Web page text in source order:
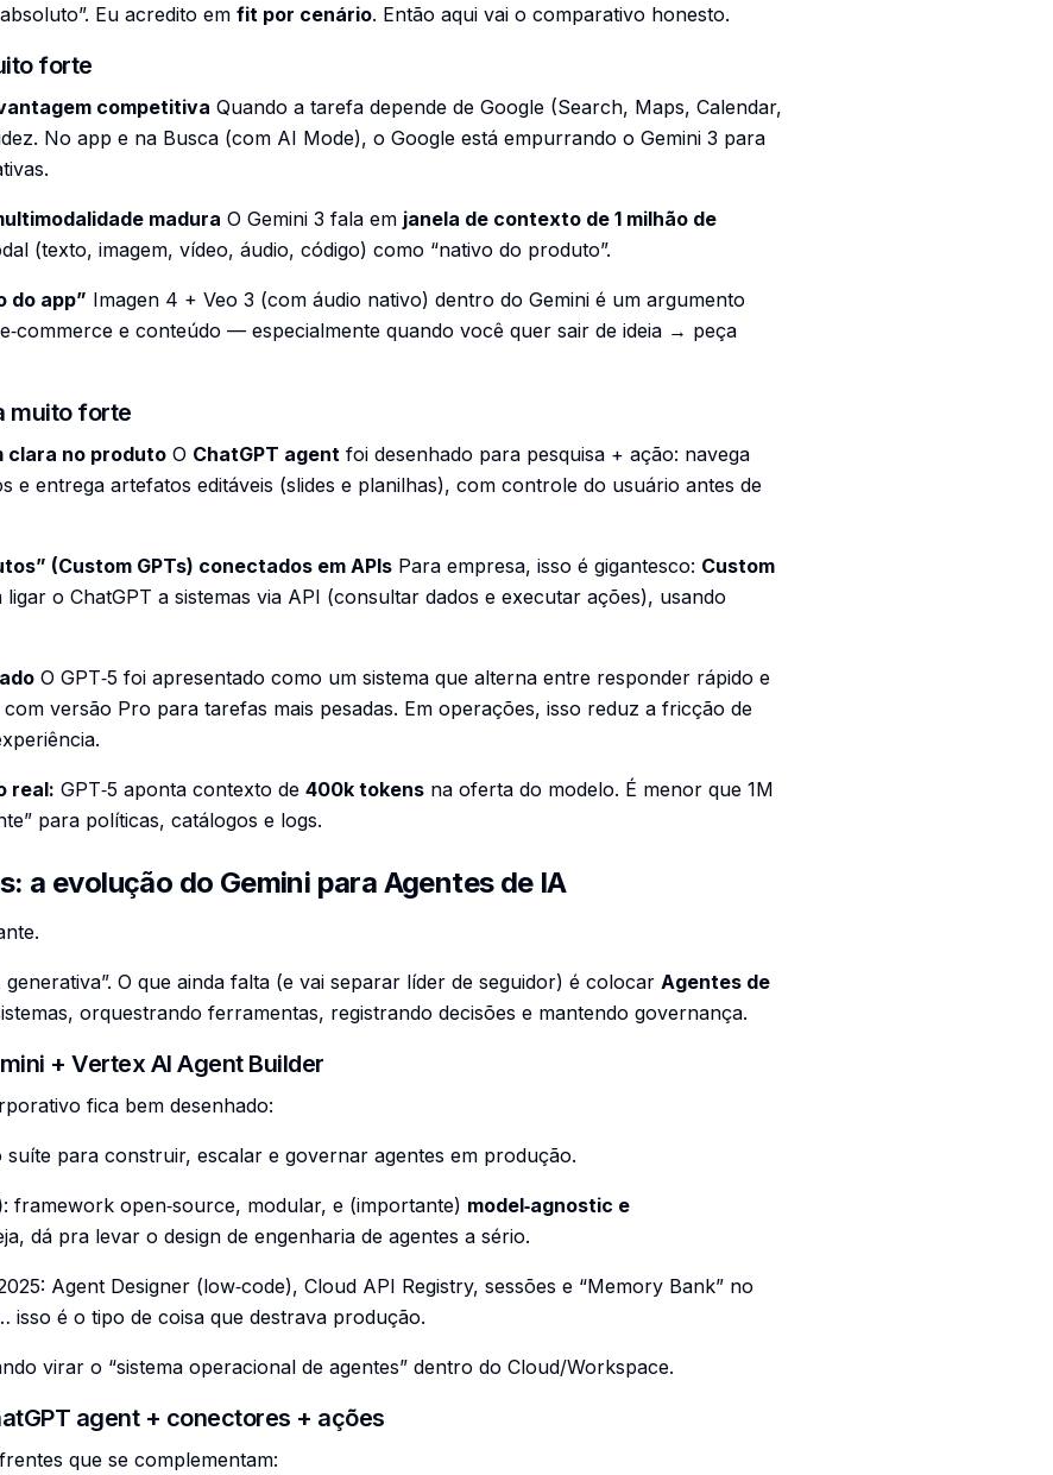
Eu acredito em fit por cenário. Então aqui vai o comparativo honesto.
forte
competitiva Quando a tarefa depende de Google (Search, Maps, Calendar,
No app e na Busca (com AI Mode), o Google está empurrando o Gemini 3 para
madura O Gemini 3 fala em janela de contexto de 1 milhão de
(texto, imagem, vídeo, áudio, código) como “nativo do produto”.
do app” Imagen 4 + Veo 3 (com áudio nativo) dentro do Gemini é um argumento
e conteúdo — especialmente quando você quer sair de ideia → peça
muito forte
clara no produto O ChatGPT agent foi desenhado para pesquisa + ação: navega
e entrega artefatos editáveis (slides e planilhas), com controle do usuário antes de
(Custom GPTs) conectados em APIs Para empresa, isso é gigantesco: Custom
ligar o ChatGPT a sistemas via API (consultar dados e executar ações), usando
O GPT‑5 foi apresentado como um sistema que alterna entre responder rápido e
com versão Pro para tarefas mais pesadas. Em operações, isso reduz a fricção de
real: GPT‑5 aponta contexto de 400k tokens na oferta do modelo. É menor que 1M
para políticas, catálogos e logs.
a evolução do Gemini para Agentes de IA
O que ainda falta (e vai separar líder de seguidor) é colocar Agentes de
orquestrando ferramentas, registrando decisões e mantendo governança.
+ Vertex AI Agent Builder
fica bem desenhado:
suíte para construir, escalar e governar agentes em produção.
: framework open‑source, modular, e (importante) model‑agnostic e
dá pra levar o design de engenharia de agentes a sério.
Agent Designer (low‑code), Cloud API Registry, sessões e “Memory Bank” no
isso é o tipo de coisa que destrava produção.
virar o “sistema operacional de agentes” dentro do Cloud/Workspace.
agent + conectores + ações
que se complementam: